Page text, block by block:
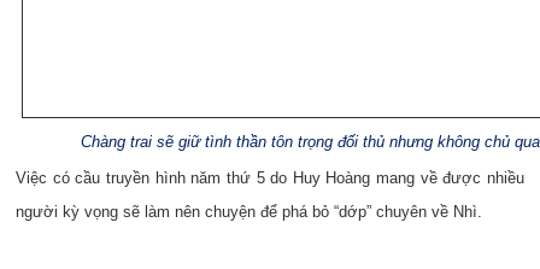
Chàng trai sẽ giữ tình thần tôn trọng đối thủ nhưng không chủ
Việc có cầu truyền hình năm thứ 5 do Huy Hoàng mang về được nhiều
người kỳ vọng sẽ làm nên chuyện để phá bỏ “dớp” chuyên về Nhì.